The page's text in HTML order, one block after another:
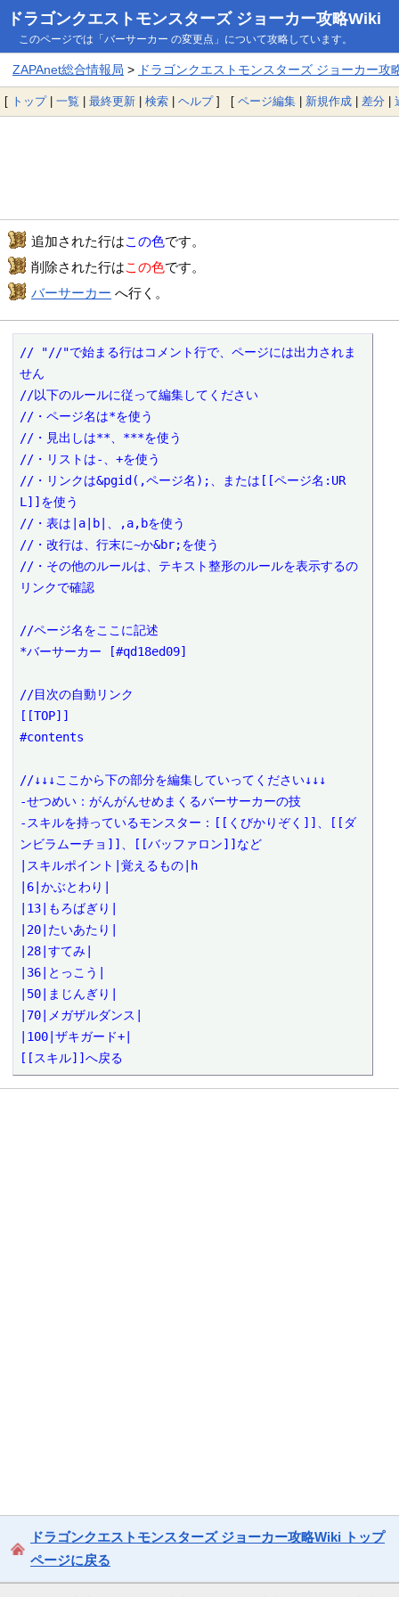
ドラゴンクエストモンスターズ ジョーカー攻略Wiki
このページでは「バーサーカー の変更点」について攻略しています。
ZAPAnet総合情報局 > ドラゴンクエストモンスターズ ジョーカー攻
[ トップ| 一覧 | 最終更新 | 検索 | ヘルプ] [ ページ編集 | 新規作成 | 差分 |
追加された行はこの色です。
削除された行はこの色です。
バーサーカー へ行く。
// "//"で始まる行はコメント行で、ページには出力されま
せん
//以下のルールに従って編集してください
//・ページ名は*を使う
//・見出しは**、***を使う
//・リストは-、+を使う
//・リンクは&pgid(,ページ名);、または[[ページ名:UR
L]]を使う
//・表は|a|b|、,a,bを使う
//・改行は、行末に~か&br;を使う
//・その他のルールは、テキスト整形のルールを表示するの
リンクで確認
//ページ名をここに記述
*バーサーカー [#qd18ed09]
//目次の自動リンク
[[TOP]]
#contents
//↓↓↓ここから下の部分を編集していってください↓↓↓
-せつめい：がんがんせめまくるバーサーカーの技
-スキルを持っているモンスター：[[くびかりぞく]]、[[ダ
ンビラムーチョ]]、[[バッファロン]]など
|スキルポイント|覚えるもの|h
|6|かぶとわり|
|13|もろばぎり|
|20|たいあたり|
|28|すてみ|
|36|とっこう|
|50|まじんぎり|
|70|メガザルダンス|
|100|ザキガード+|
[[スキル]]へ戻る
ドラゴンクエストモンスターズ ジョーカー攻略Wiki トップ
ページに戻る